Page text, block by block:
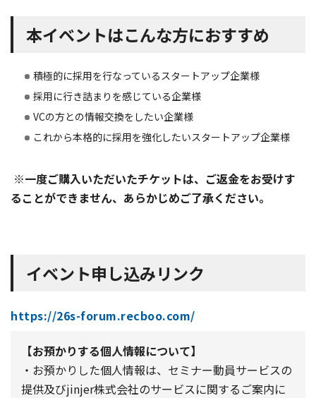
本イベントはこんな方におすすめ
積極的に採用を行なっているスタートアップ企業様
採用に行き詰まりを感じている企業様
VCの方との情報交換をしたい企業様
これから本格的に採用を強化したいスタートアップ企業様
※一度ご購入いただいたチケットは、ご返金をお受けす
ることができません、 あらかじめご了承ください。
イベント申し込みリンク
https://26s-forum.recboo.com/
【お預かりする個人情報について】
・お預かりした個人情報は、セミナー動員サービスの
提供及びjinjer株式会社のサービスに関するご案内に